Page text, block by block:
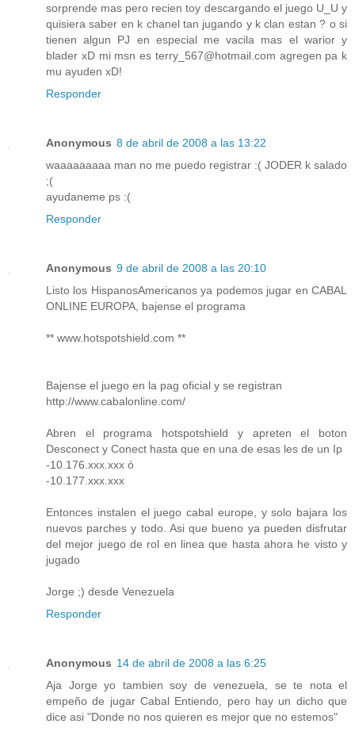
sorprende mas pero recien toy descargando el juego U_U y
quisiera saber en k chanel tan jugando y k clan estan ? o si
tienen algun PJ en especial me vacila mas el warior y
blader xD mi msn es terry_567@hotmail.com agregen pa k
mu ayuden xD!
Responder
Anonymous 8 de abril de 2008 a las 13:22
waaaaaaaaa man no me puedo registrar :( JODER k salado
;(
ayudaneme ps :(
Responder
Anonymous 9 de abril de 2008 a las 20:10
Listo los HispanosAmericanos ya podemos jugar en CABAL
ONLINE EUROPA, bajense el programa
** www.hotspotshield.com **
Bajense el juego en la pag oficial y se registran
http://www.cabalonline.com/
Abren el programa hotspotshield y apreten el boton
Desconect y Conect hasta que en una de esas les de un Ip
-10.176.xxx.xxx ó
-10.177.xxx.xxx
Entonces instalen el juego cabal europe, y solo bajara los
nuevos parches y todo. Asi que bueno ya pueden disfrutar
del mejor juego de rol en linea que hasta ahora he visto y
jugado
Jorge ;) desde Venezuela
Responder
Anonymous 14 de abril de 2008 a las 6:25
Aja Jorge yo tambien soy de venezuela, se te nota el
empeño de jugar Cabal Entiendo, pero hay un dicho que
dice asi "Donde no nos quieren es mejor que no estemos"